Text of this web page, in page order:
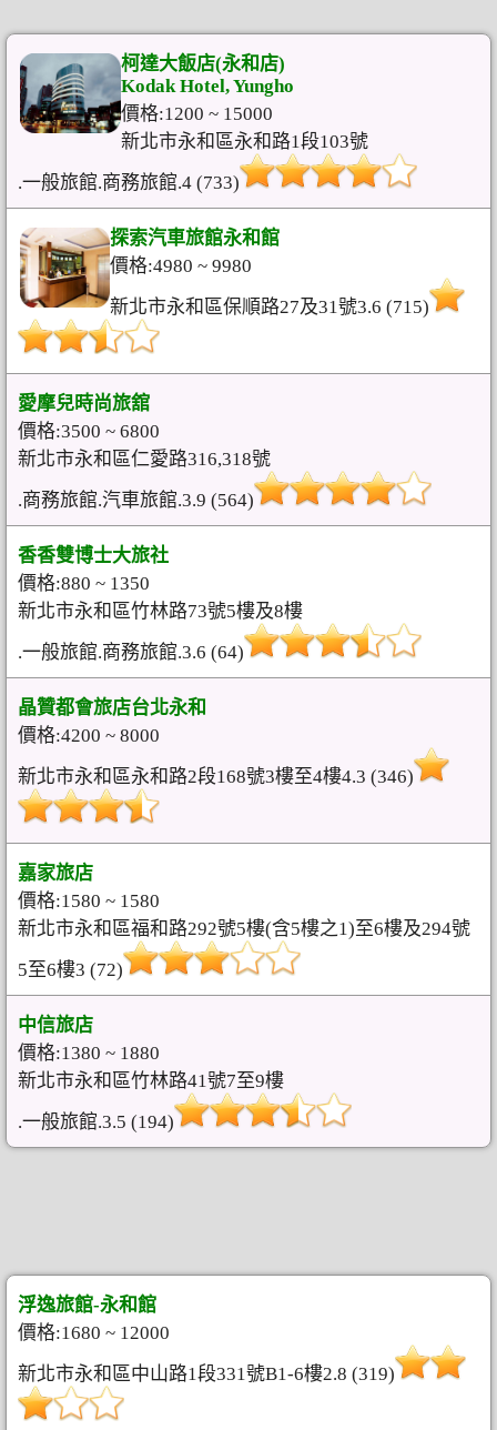
柯達大飯店(永和店)
Kodak Hotel, Yungho
價格:1200 ~ 15000
新北市永和區永和路1段103號
.一般旅館.商務旅館.4 (733)
探索汽車旅館永和館
價格:4980 ~ 9980
新北市永和區保順路27及31號3.6 (715)
愛摩兒時尚旅舘
價格:3500 ~ 6800
新北市永和區仁愛路316,318號
.商務旅館.汽車旅館.3.9 (564)
香香雙博士大旅社
價格:880 ~ 1350
新北市永和區竹林路73號5樓及8樓
.一般旅館.商務旅館.3.6 (64)
晶贊都會旅店台北永和
價格:4200 ~ 8000
新北市永和區永和路2段168號3樓至4樓4.3 (346)
嘉家旅店
價格:1580 ~ 1580
新北市永和區福和路292號5樓(含5樓之1)至6樓及294號
5至6樓3 (72)
中信旅店
價格:1380 ~ 1880
新北市永和區竹林路41號7至9樓
.一般旅館.3.5 (194)
浮逸旅館-永和館
價格:1680 ~ 12000
新北市永和區中山路1段331號B1-6樓2.8 (319)